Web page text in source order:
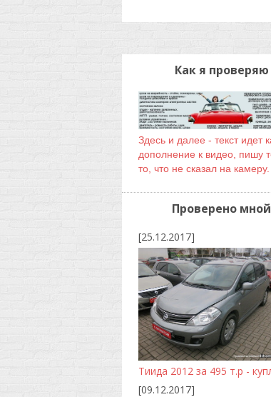
Как я проверяю
Здесь и далее - текст идет
дополнение к видео, пишу
то, что не сказал на камеру.
Проверено мной
[25.12.2017]
Тиида 2012 за 495 т.р -
[09.12.2017]